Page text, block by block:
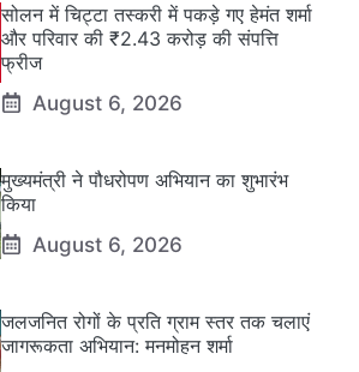
सोलन में चिट्टा तस्करी में पकड़े गए हेमंत शर्मा
और परिवार की ₹2.43 करोड़ की संपत्ति
फ्रीज
August 6, 2026
मुख्यमंत्री ने पौधरोपण अभियान का शुभारंभ
किया
August 6, 2026
जलजनित रोगों के प्रति ग्राम स्तर तक चलाएं
जागरूकता अभियान: मनमोहन शर्मा